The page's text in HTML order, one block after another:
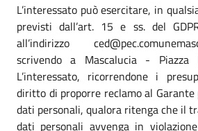
L’interessato può esercitare, in
previsti dall’art. 15 e ss. del
all’indirizzo
scrivendo a Mascalucia - Piazza
L’interessato, ricorrendone i
diritto di proporre reclamo al
dati personali, qualora ritenga che il
dati personali avvenga in